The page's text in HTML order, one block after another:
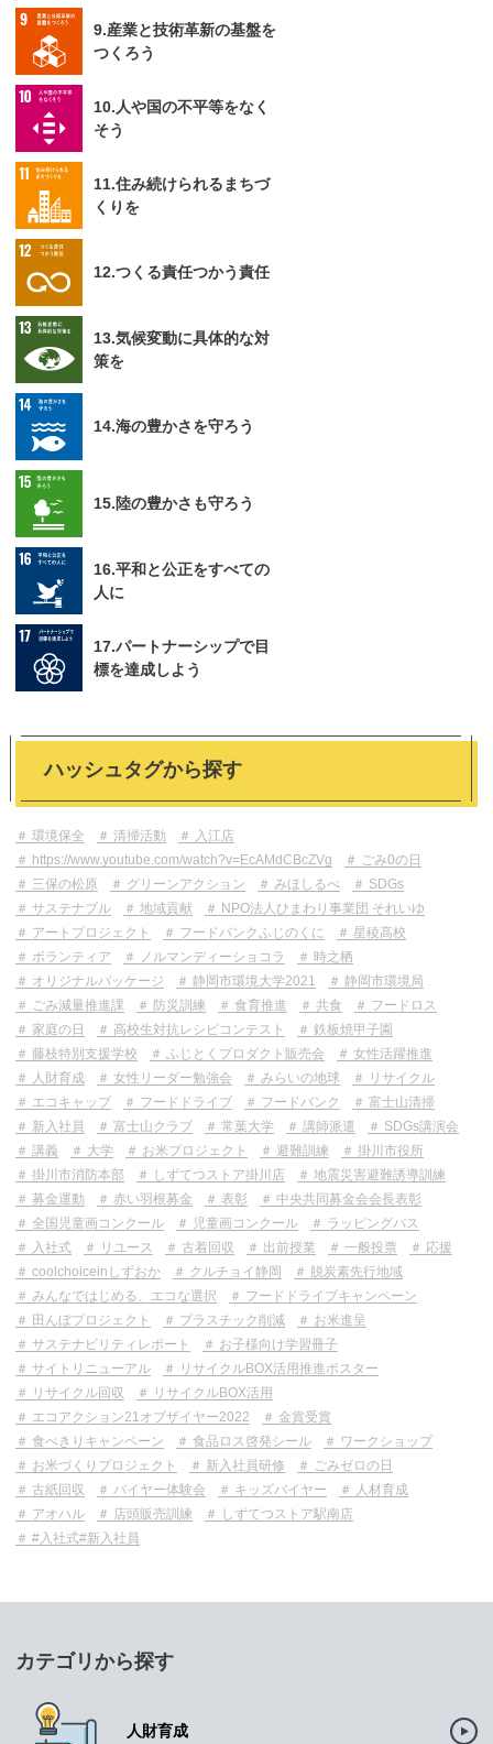
9.産業と技術革新の基盤を
つくろう
10.人や国の不平等をなく
そう
11.住み続けられるまちづ
くりを
12.つくる責任つかう責任
13.気候変動に具体的な対
策を
14.海の豊かさを守ろう
15.陸の豊かさも守ろう
16.平和と公正をすべての
人に
17.パートナーシップで目
標を達成しよう
ハッシュタグから探す
環境保全 清掃活動
入江店
https://www.youtube.com/watch?v=EcAMdCBcZVg
ごみ0の日
三保の松原
グリーンアクション みほしるべ
SDGs
サステナブル
地域貢献
NPO法人ひまわり事業団 それいゆ
アートプロジェクト
フードバンクふじのくに
星稜高校
ボランティア
ノルマンディーショコラ
時之栖
オリジナルパッケージ
静岡市環境大学2021
静岡市環境局
ごみ減量推進課
防災訓練 食育推進 共食
フードロス
家庭の日
高校生対抗レシピコンテスト
鉄板焼甲子園
藤枝特別支援学校
ふじとくプロダクト販売会
女性活躍推進
人財育成
女性リーダー勉強会 みらいの地球
リサイクル
エコキャップ
フードドライブ フードバンク
富士山清掃
新入社員
富士山クラブ 常葉大学 講師派遣
SDGs講演会
講義
大学 お米プロジェクト 避難訓練
掛川市役所
掛川市消防本部
しずてつストア掛川店
地震災害避難誘導訓練
募金運動
赤い羽根募金 表彰
中央共同募金会会長表彰
全国児童画コンクール
児童画コンクール
ラッピングバス
入社式
リユース 古着回収 出前授業 一般投票
応援
coolchoiceinしずおか
クルチョイ静岡
脱炭素先行地域
みんなではじめる、エコな選択
フードドライブキャンペーン
田んぼプロジェクト
プラスチック削減
お米進呈
サステナビリティレポート
お子様向け学習冊子
サイトリニューアル
リサイクルBOX活用推進ポスター
リサイクル回収
リサイクルBOX活用
エコアクション21オブザイヤー2022
金賞受賞
食べきりキャンペーン
食品ロス啓発シール
ワークショップ
お米づくりプロジェクト
新入社員研修
ごみゼロの日
古紙回収
バイヤー体験会 キッズバイヤー
人材育成
アオハル
店頭販売訓練
しずてつストア駅南店
#入社式#新入社員
カテゴリから探す
人財育成